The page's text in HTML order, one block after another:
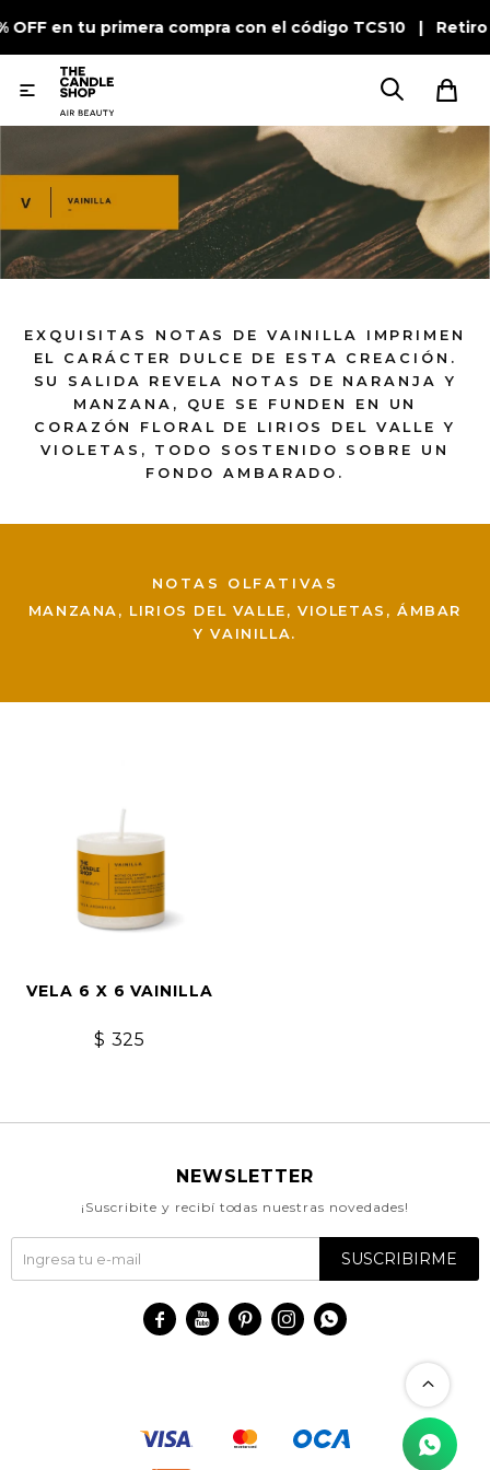
en tu primera compra con el código TCS10 |

EXQUISITAS NOTAS DE VAINILLA IMPRIMEN
EL CARÁCTER DULCE DE ESTA CREACIÓN.
SU SALIDA REVELA NOTAS DE NARANJA Y
MANZANA, QUE SE FUNDEN EN UN
CORAZÓN FLORAL DE LIRIOS DEL VALLE Y
VIOLETAS, TODO SOSTENIDO SOBRE UN
FONDO AMBARADO.
NOTAS OLFATIVAS
MANZANA, LIRIOS DEL VALLE, VIOLETAS, ÁMBAR
Y VAINILLA.
VELA 6 X 6 VAINILLA
$ 325
NEWSLETTER
¡Suscribite y recibí todas nuestras novedades!
SUSCRIBIRME
    